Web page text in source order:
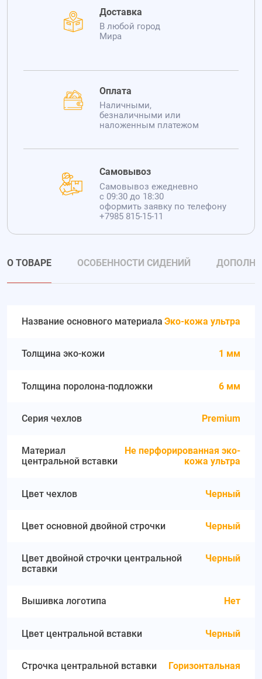
Доставка
В любой город
Мира
Оплата
Наличными,
безналичными или
наложенным платежом
Самовывоз
Самовывоз ежедневно
с 09:30 до 18:30
оформить заявку по телефону
+7985 815-15-11
О ТОВАРЕ ОСОБЕННОСТИ СИДЕНИЙ
Название основного материала Эко-кожа ультра
Толщина эко-кожи 1 мм
Толщина поролона-подложки 6 мм
Серия чехлов Premium
Материал
центральной вставки
Не перфорированная эко-
кожа ультра
Цвет чехлов Черный
Цвет основной двойной строчки Черный
Цвет двойной строчки центральной
вставки
Черный
Вышивка логотипа Нет
Цвет центральной вставки Черный
Строчка центральной вставки Горизонтальная